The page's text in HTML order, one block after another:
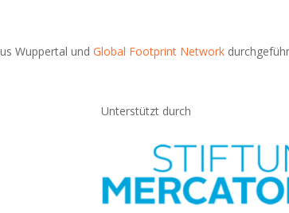
Wuppertal undGlobal Footprint Network
Unterstützt durch